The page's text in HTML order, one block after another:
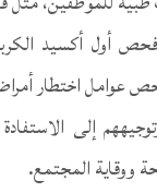
أول أكسيد
اختطار أمراض
إلى
ووقاية المجتمع.